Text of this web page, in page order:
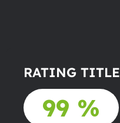
RATING TITLE
99 %